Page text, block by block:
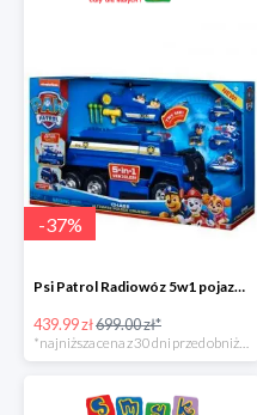
-37%
Psi Patrol Radiowóz 5w1 pojazd ratunkowy z figurką Chase'a -37%
439.99 zł699.00 zł*